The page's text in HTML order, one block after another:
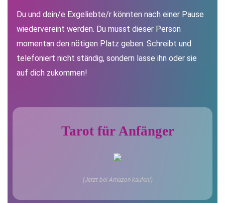
Du und dein/e Exgeliebte/r könnten nach einer Pause
wiedervereint werden. Du musst dieser Person
momentan den nötigen Platz geben. Schreibt und
telefoniert nicht ständig, sondern lasse ihn oder sie
auf dich zukommen!
Tarot für Anfänger
(Jetzt bei Amazon kaufen!)